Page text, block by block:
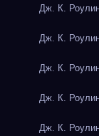
Дж. К.
Дж. К.
Дж. К.
Дж. К.
Дж. К.